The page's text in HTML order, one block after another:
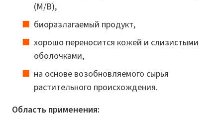
(М/В),
биоразлагаемый продукт,
хорошо переносится кожей и слизистыми
оболочками,
на основе возобновляемого сырья
растительного происхождения.
Область применения: